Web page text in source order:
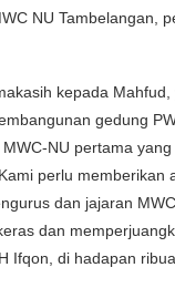
NU Tambelangan,
kepada Mahfud,
gedung
NU pertama
perlu memberikan
dan jajaran
dan
Ifqon, di hadapan